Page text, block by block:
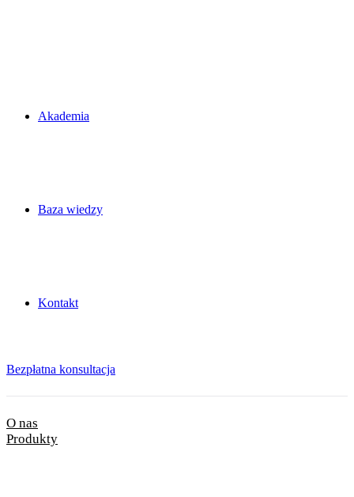
Akademia
Baza wiedzy
Kontakt
Bezpłatna konsultacja
O nas
Produkty